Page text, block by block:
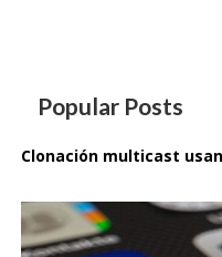
Popular Posts
Clonación multicast